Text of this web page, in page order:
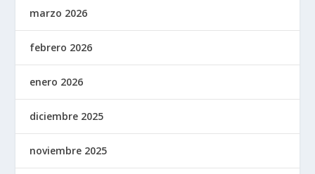
marzo 2026
febrero 2026
enero 2026
diciembre 2025
noviembre 2025